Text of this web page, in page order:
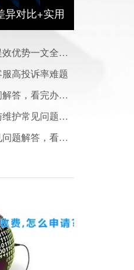
异对比+实用
抚州企业400电话核心功能，提效优势一文全解析
高投诉率难题
企业办理400电话开通常见疑问解答，看完办事少走弯路
临沂企业必看：400电话选型与维护常见问题解答
资阳企业400电话号码变更常见问题解答，看完少走弯路